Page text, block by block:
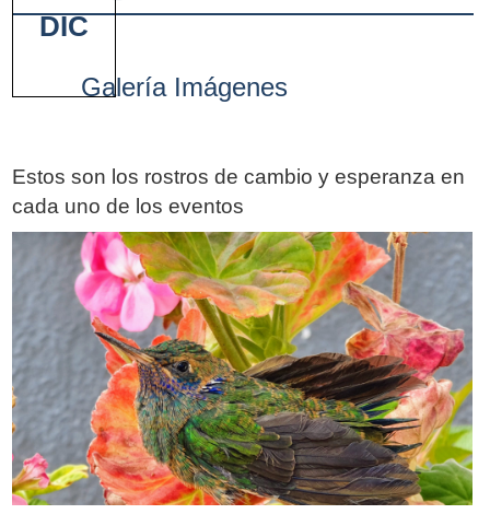
Galería Imágenes
Estos son los rostros de cambio y esperanza en
cada uno de los eventos
DIC